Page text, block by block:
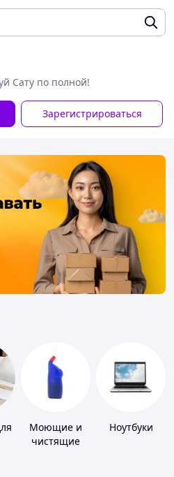
Сату по полной!
Зарегистрироваться
Моющие и
чистящие
Ноутбуки